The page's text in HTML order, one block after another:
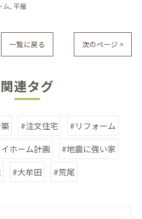
ム 平屋
一覧に戻る 次のページ >
関連タグ
#注文住宅
#リフォーム
ホーム計画
#地震に強い家
#大牟田 #荒尾